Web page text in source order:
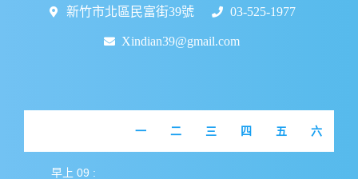
新竹市北區民富街39號 03-525-1977
Xindian39@gmail.com
一 二 三 四 五 六
早上 09 :